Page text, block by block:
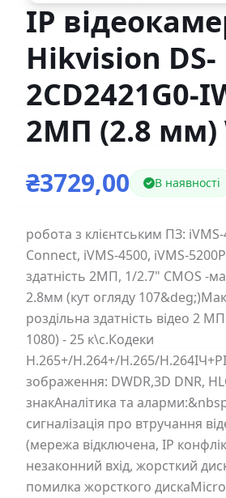
IP
Hikvision DS-
2CD2421G0-
2МП (2.8 мм)
₴3729,00 В наявності
робота з клієнтським ПЗ:
Connect, iVMS-4500, iVMS-
здатність 2МП, 1/2.7" CMOS -
2.8мм (кут огляду
роздільна здатність відео 2
1080) - 25 к\с.Кодеки
H.265+/H.264+/H.265/
зображення: DWDR,3D DNR,
знакАналітика та
сигналізація про втручання
(мережа відключена, IP
незаконний вхід, жорсткий
помилка жорсткого